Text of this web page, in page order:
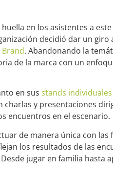
en los asistentes a
decidió dar un
Brand. Abandonando la
de la marca con un
en sus stands individuales
y presentaciones
encuentros en el escenario.
de manera única con las
los resultados de las
jugar en familia